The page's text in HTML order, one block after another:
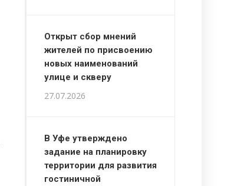
Открыт сбор мнений
жителей по присвоению
новых наименований
улице и скверу
27.07.2026
В Уфе утверждено
задание на планировку
территории для развития
гостиничной